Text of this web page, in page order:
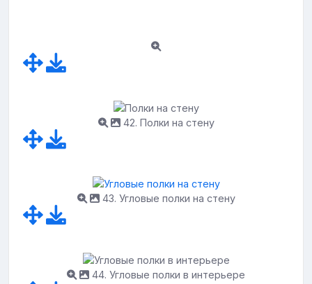
42. Полки на стену
43. Угловые полки на стену
44. Угловые полки в интерьере